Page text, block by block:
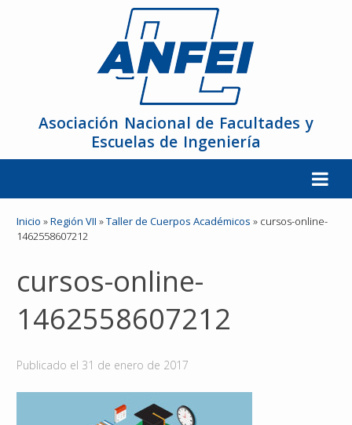
Asociación Nacional de Facultades y
Escuelas de Ingeniería
La ANFEI
Inicio »Región VII »Taller de Cuerpos Académicos » cursos-online-
1462558607212
cursos-online-
1462558607212
Publicado el 31 de enero de 2017